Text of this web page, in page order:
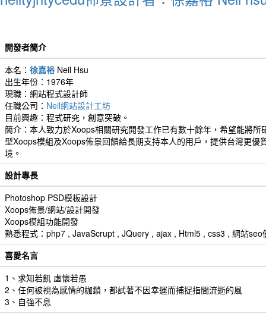
開發者簡介
本名： 徐嘉裕 Neil Hsu
出生年份：1976年
現職：網站程式設計師
任職公司： Neil網站設計工坊
目前興趣：程式研究，創意突破。
簡介：本人致力於Xoops相關研究開發工作已有數十餘年，希望能將所
型Xoops模組及Xoops佈景回饋給長期支持本人的用戶，提供台灣更優
境。
設計專長
Photoshop PSD模板設計
Xoops佈景/網站/設計開發
Xoops模組功能開發
熟悉程式：php7 , JavaScrupt , JQuery , ajax , Html5 , css3 , 網站seo
喜愛名言
1、求知若飢 虛懷若愚
2、任何被視為感情的枷鎖，都試著不因幸運而捕捉指間流逝的風
3、自強不息